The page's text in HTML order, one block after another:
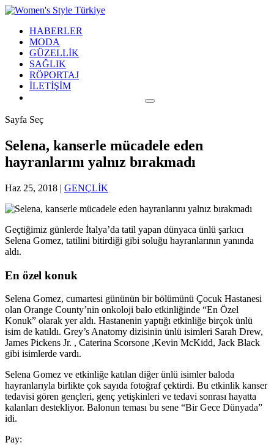
HABERLER
MODA
GÜZELLİK
SAĞLIK
RÖPORTAJ
İLETİŞİM
Sayfa Seç
Selena, kanserle mücadele eden
hayranlarını yalnız bırakmadı
Haz 25, 2018 | GENÇLİK
Geçtiğimiz günlerde İtalya’da tatil yapan dünyaca ünlü şarkıcı
Selena Gomez, tatilini bitirdiği gibi soluğu hayranlarının yanında
aldı.
En özel konuk
Selena Gomez, cumartesi gününün bir bölümünü Çocuk Hastanesi
olan Orange County’nin onkoloji balo etkinliğinde “En Özel
Konuk” olarak yer aldı. Hastanenin yaptığı etkinliğe birçok ünlü
isim de katıldı. Grey’s Anatomy dizisinin ünlü isimleri Sarah Drew,
James Pickens Jr. , Caterina Scorsone ,Kevin McKidd, Jack Black
gibi isimlerde vardı.
Selena Gomez ve etkinliğe katılan diğer ünlü isimler baloda
hayranlarıyla birlikte çok sayıda fotoğraf çektirdi. Bu etkinlik kanser
tedavisi gören gençleri, genç yetişkinleri ve tedavi sonrası hayatta
kalanları destekliyor. Balonun teması bu sene “Bir Gece Dünyada”
idi.
Pay: